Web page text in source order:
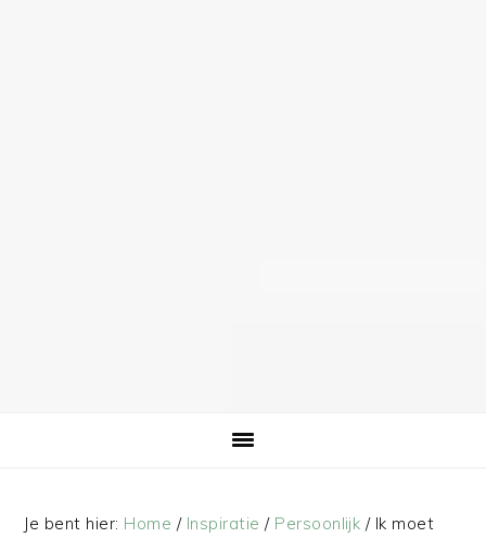
Je bent hier: Home / Inspiratie / Persoonlijk /Ik moet